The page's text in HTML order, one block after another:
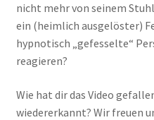
nicht mehr von seinem
ein (heimlich ausgelöster)
hypnotisch „gefesselte“
reagieren?
Wie hat dir das Video
wiedererkannt? Wir freuen